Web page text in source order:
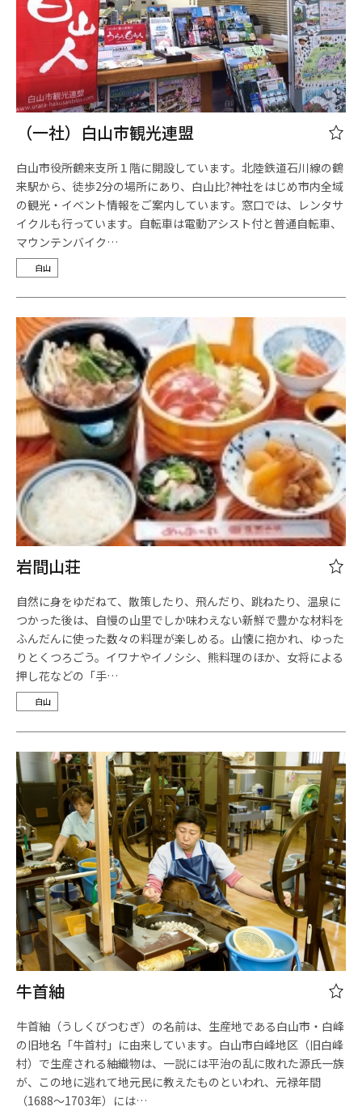
（一社）白山市観光連盟
白山市役所鶴来支所１階に開設しています。北陸鉄道石川線の鶴
来駅から、徒歩2分の場所にあり、白山比?神社をはじめ市内全域
の観光・イベント情報をご案内しています。窓口では、レンタサ
イクルも行っています。自転車は電動アシスト付と普通自転車、
マウンテンバイク…
白山
岩間山荘
自然に身をゆだねて、散策したり、飛んだり、跳ねたり、温泉に
つかった後は、自慢の山里でしか味わえない新鮮で豊かな材料を
ふんだんに使った数々の料理が楽しめる。山懐に抱かれ、ゆった
りとくつろごう。イワナやイノシシ、熊料理のほか、女将による
押し花などの「手…
白山
牛首紬
牛首紬（うしくびつむぎ）の名前は、生産地である白山市・白峰
の旧地名「牛首村」に由来しています。白山市白峰地区（旧白峰
村）で生産される紬織物は、一説には平治の乱に敗れた源氏一族
が、この地に逃れて地元民に教えたものといわれ、元禄年間
（1688～1703年）には…